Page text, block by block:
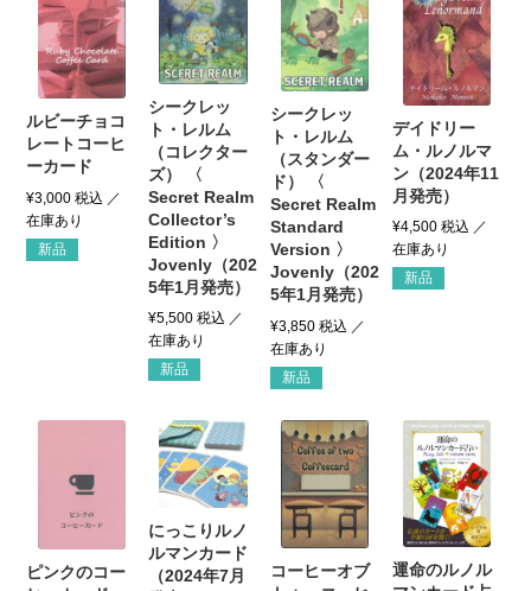
ルビーチョコ
レートコーヒ
ーカード
¥3,000 税込
新品
シークレッ
ト・レルム
（コレクター
ズ） 〈
Secret Realm
Collector’s
Edition 〉
Jovenly（202
5年1月発売）
¥5,500 税込
新品
シークレッ
ト・レルム
（スタンダー
ド） 〈
Secret Realm
Standard
Version 〉
Jovenly（202
5年1月発売）
¥3,850 税込
新品
デイドリー
ム・ルノルマ
ン（2024年11
月発売）
¥4,500税込
新品
ピンクのコー
にっこりルノ
ルマンカード
（2024年7月
コーヒーオブ
運命のルノル